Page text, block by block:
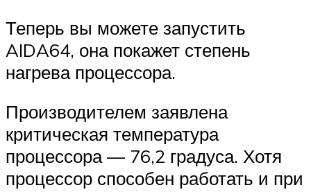
Теперь вы можете запустить
AIDA64, она покажет степень
нагрева процессора.
Производителем заявлена
критическая температура
процессора — 76,2 градуса. Хотя
процессор способен работать и при